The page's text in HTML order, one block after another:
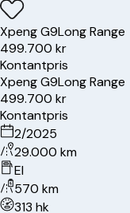
XpengG9Long Range
499.700 kr
Kontantpris
XpengG9Long Range
499.700 kr
Kontantpris
2/2025
29.000 km
El
570 km
313 hk